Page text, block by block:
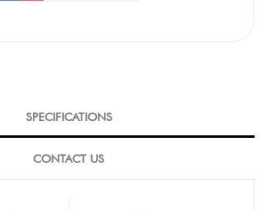
SPECIFICATIONS
CONTACT US